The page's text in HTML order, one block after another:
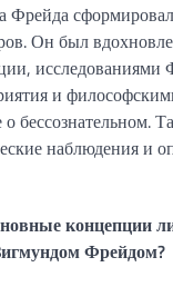
Фрейда
Он был
исследованиями
и
наблюдения и
концепции
Фрейдом?